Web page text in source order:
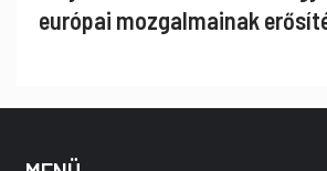
európai mozgalmainak